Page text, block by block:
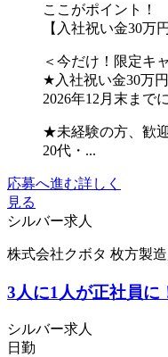
ここがポイント！
【入社祝い金30
＜今だけ！限定キ
★入社祝い金30万円
2026年12月末ま
★未経験の方、歓迎
20代・...
応募へ進む詳しく
見る
シルバー求人
株式会社クボタ 枚方製
3人に1人が正社員に
シルバー求人
日勤